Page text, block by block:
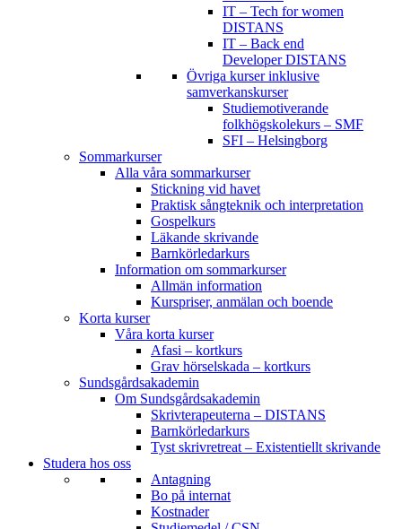
IT – Tech for women
DISTANS
IT – Back end
Developer DISTANS
Övriga kurser inklusive
samverkanskurser
Studiemotiverande
folkhögskolekurs – SMF
SFI – Helsingborg
Sommarkurser
Alla våra sommarkurser
Stickning vid havet
Praktisk sångteknik och interpretation
Gospelkurs
Läkande skrivande
Barnkörledarkurs
Information om sommarkurser
Allmän information
Kurspriser, anmälan och boende
Korta kurser
Våra korta kurser
Afasi – kortkurs
Grav hörselskada – kortkurs
Sundsgårdsakademin
Om Sundsgårdsakademin
Skrivterapeuterna – DISTANS
Barnkörledarkurs
Tyst skrivretreat – Existentiellt skrivande
Studera hos oss
Antagning
Bo på internat
Kostnader